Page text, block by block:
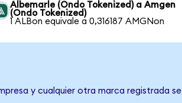
Albemarle (Ondo Tokenized) a Amgen
(Ondo Tokenized)
1 ALBon equivale a 0,316187 AMGNon
y cualquier otra marca registrada se